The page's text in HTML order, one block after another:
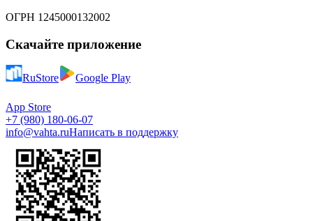
ОГРН 1245000132002
Скачайте приложение
RuStore Google Play
App Store
+7 (980) 180-06-07
info@vahta.ruНаписать в поддержку